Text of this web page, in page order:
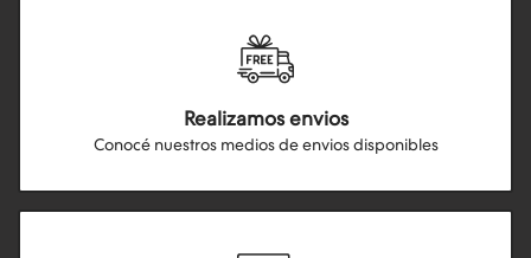
Realizamos envios
Conocé nuestros medios de envios disponibles